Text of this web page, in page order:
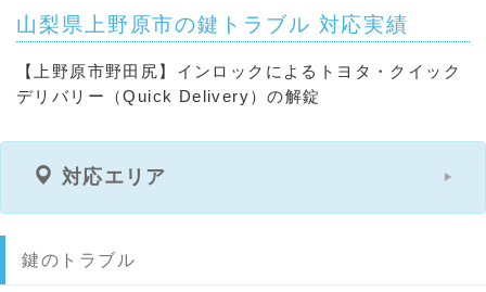
山梨県上野原市の鍵トラブル 対応実績
【上野原市野田尻】インロックによるトヨタ・クイック
デリバリー（Quick Delivery）の解錠
対応エリア
鍵のトラブル